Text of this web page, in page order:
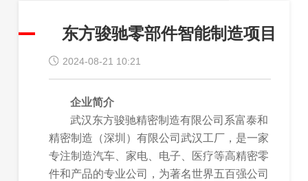
东方骏驰零部件智能制造项目
2024-08-21 10:21
企业简介
武汉东方骏驰精密制造有限公司系富泰和
精密制造（深圳）有限公司武汉工厂，是一家
专注制造汽车、家电、电子、医疗等高精密零
件和产品的专业公司，为著名世界五百强公司